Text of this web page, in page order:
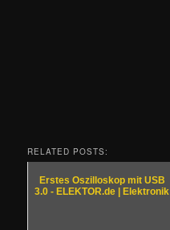
RELATED POSTS:
Erstes Oszilloskop mit USB
3.0 - ELEKTOR.de | Elektronik